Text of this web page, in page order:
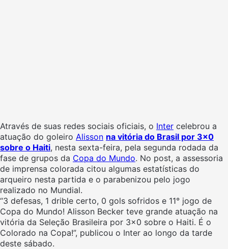
Através de suas redes sociais oficiais, o Inter celebrou a
atuação do goleiro Alisson na vitória do Brasil por 3×0
sobre o Haiti, nesta sexta-feira, pela segunda rodada da
fase de grupos da Copa do Mundo. No post, a assessoria
de imprensa colorada citou algumas estatísticas do
arqueiro nesta partida e o parabenizou pelo jogo
realizado no Mundial.
“3 defesas, 1 drible certo, 0 gols sofridos e 11° jogo de
Copa do Mundo! Alisson Becker teve grande atuação na
vitória da Seleção Brasileira por 3×0 sobre o Haiti. É o
Colorado na Copa!”, publicou o Inter ao longo da tarde
deste sábado.